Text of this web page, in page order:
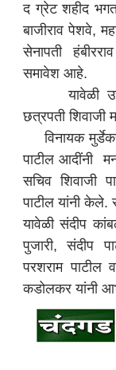
द ग्रेट शहीद
बाजीराव पेशवे,
सेनापती
समावेश आहे.
यावेळी उत्तम
छत्रपती शिवाजी
विनायक
पाटील आदींनी
सचिव शिवाजी
पाटील यांनी केले.
यावेळी संदीप
पुजारी, संदीप
परशराम
कडोलकर यांनी